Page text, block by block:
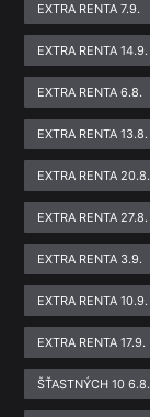
EXTRA RENTA 7.9.
EXTRA RENTA 14.9.
EXTRA RENTA 6.8.
EXTRA RENTA 13.8.
EXTRA RENTA 20.8.
EXTRA RENTA 27.8.
EXTRA RENTA 3.9.
EXTRA RENTA 10.9.
EXTRA RENTA 17.9.
ŠŤASTNÝCH 10 6.8.